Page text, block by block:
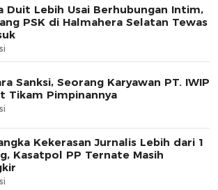
Duit Lebih Usai Berhubungan Intim,
PSK di Halmahera Selatan Tewas
Sanksi, Seorang Karyawan PT. IWIP
Tikam Pimpinannya
Kekerasan Jurnalis Lebih dari 1
Kasatpol PP Ternate Masih